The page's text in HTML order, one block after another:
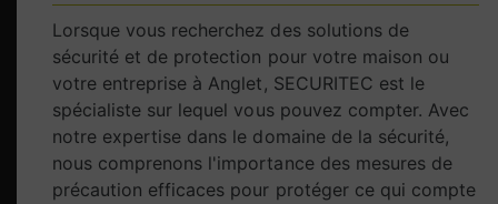
Lorsque vous recherchez des solutions de
sécurité et de protection pour votre maison ou
votre entreprise à Anglet, SECURITEC est le
spécialiste sur lequel vous pouvez compter. Avec
notre expertise dans le domaine de la sécurité,
nous comprenons l'importance des mesures de
précaution efficaces pour protéger ce qui compte